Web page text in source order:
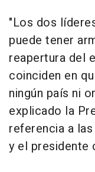
"Los dos
puede tener
reapertura del
coinciden en
ningún país ni
explicado la
referencia a
y el presidente